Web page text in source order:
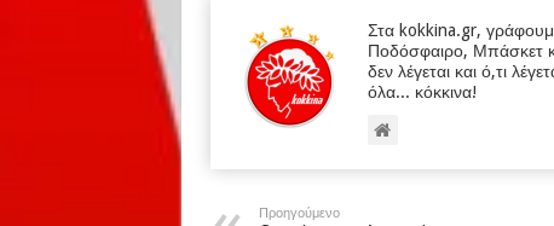
Στα kokkina.gr,
Ποδόσφαιρο, Μπάσκετ
δεν λέγεται και ό,τι
όλα... κόκκινα!
Προηγούμενο